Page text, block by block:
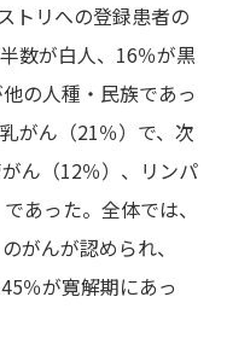
トリへの登録患者の
数が白人、16％が黒
の人種・民族であっ
がん（21％）で、次
ん（12％）、リンパ
あった。全体では、
がんが認められ、
％が寛解期にあっ